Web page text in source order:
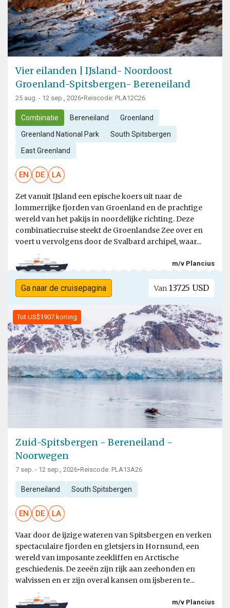
Vier eilanden | IJsland- Noordoost
Groenland-Spitsbergen- Bereneiland
25 aug. - 12 sep., 2026•Reiscode: PLA12C26
Combinatie Bereneiland Groenland
Greenland National Park South Spitsbergen
East Greenland
EN DE LA
Zet vanuit IJsland een epische koers uit naar de
lommerrijke fjorden van Groenland en de prachtige
wereld van het pakijs in noordelijke richting. Deze
combinatiecruise steekt de Groenlandse Zee over en
voert u vervolgens door de Svalbard archipel, waar...
m/v Plancius
Ga naar de cruisepagina Van 13725 USD
Tot US$1907 korting
Zuid-Spitsbergen - Bereneiland -
Noorwegen
7 sep. - 12 sep., 2026•Reiscode: PLA13A26
Bereneiland South Spitsbergen
EN DE LA
Vaar door de ijzige wateren van Spitsbergen en verken
spectaculaire fjorden en gletsjers in Hornsund, een
wereld van imposante zeekliffen en Arctische
geschiedenis. De zeeën zijn rijk aan zeehonden en
walvissen en er zijn overal kansen om ijsberen te...
m/v Plancius